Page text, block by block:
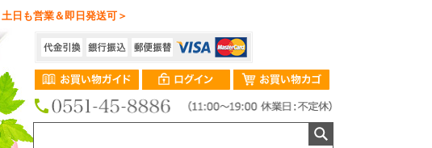
日も営業＆即日発送可＞